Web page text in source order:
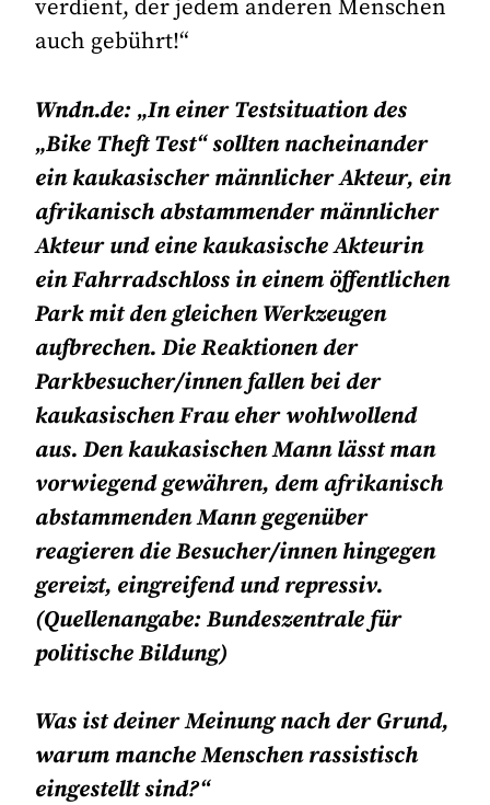
verdient, der jedem anderen Menschen
auch gebührt!“
Wndn.de: „In einer Testsituation des
„Bike Theft Test“ sollten nacheinander
ein kaukasischer männlicher Akteur, ein
afrikanisch abstammender männlicher
Akteur und eine kaukasische Akteurin
ein Fahrradschloss in einem öffentlichen
Park mit den gleichen Werkzeugen
aufbrechen. Die Reaktionen der
Parkbesucher/innen fallen bei der
kaukasischen Frau eher wohlwollend
aus. Den kaukasischen Mann lässt man
vorwiegend gewähren, dem afrikanisch
abstammenden Mann gegenüber
reagieren die Besucher/innen hingegen
gereizt, eingreifend und repressiv.
(Quellenangabe: Bundeszentrale für
politische Bildung)
Was ist deiner Meinung nach der Grund,
warum manche Menschen rassistisch
eingestellt sind?“